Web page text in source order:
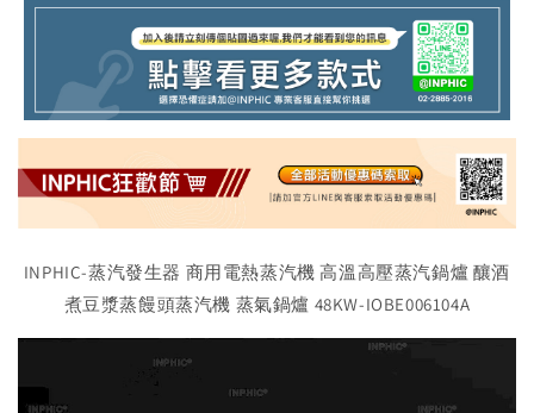
INPHIC-蒸汽發生器 商用電熱蒸汽機 高溫高壓蒸汽鍋爐 釀酒
煮豆漿蒸饅頭蒸汽機 蒸氣鍋爐 48KW-IOBE006104A